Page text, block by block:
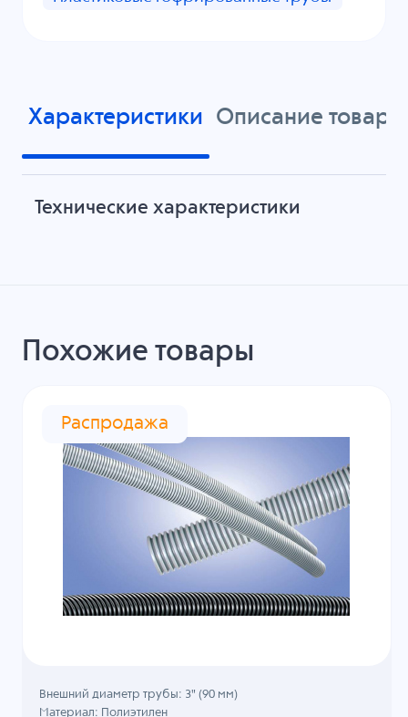
Характеристики Описание товара
Технические характеристики
Похожие товары
Распродажа
Внешний диаметр трубы: 3" (90 мм)
Материал: Полиэтилен